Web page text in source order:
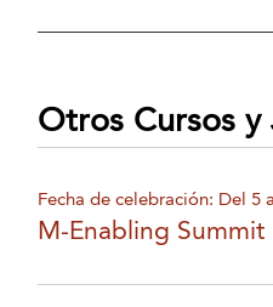
Otros Cursos y
Fecha de celebración: Del 5
M-Enabling Summit